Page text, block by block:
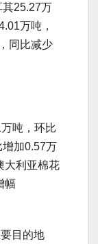
25.27万
万吨，
同比减少
吨，环比
加0.57万
大利亚棉花
幅
目的地